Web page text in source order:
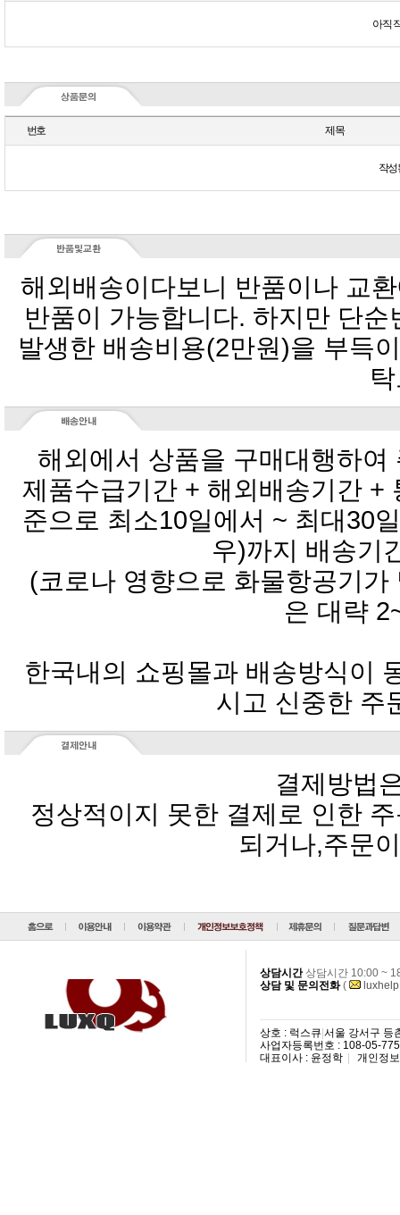
아직
번호 제목
작성
해외에서 상품을 구매대행하
우)까지 배송기
은 대략
시고 신중한 주
결제방법
되거나,주문
상담시간 상담시간 10:00 ~
상담 및 문의전화(
상호 : 럭스큐 서울 강서구 등
사업자등록번호 : 108-05-
대표이사 : 윤정학
개인정